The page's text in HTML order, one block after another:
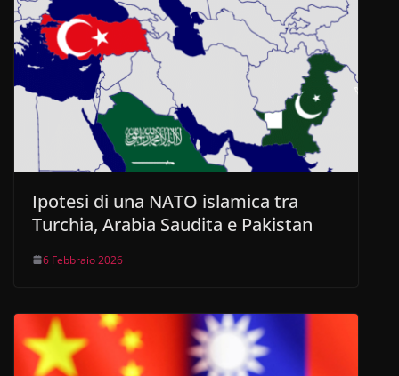
Ipotesi di una NATO islamica tra
Turchia, Arabia Saudita e Pakistan
6 Febbraio 2026